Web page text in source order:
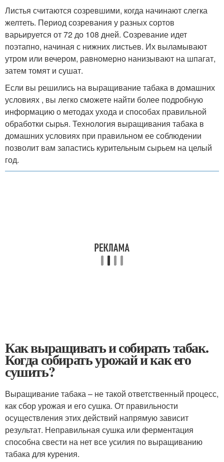
Листья считаются созревшими, когда начинают слегка
желтеть. Период созревания у разных сортов
варьируется от 72 до 108 дней. Созревание идет
поэтапно, начиная с нижних листьев. Их выламывают
утром или вечером, равномерно нанизывают на шпагат,
затем томят и сушат.
Если вы решились на выращивание табака в домашних
условиях , вы легко сможете найти более подробную
информацию о методах ухода и способах правильной
обработки сырья. Технология выращивания табака в
домашних условиях при правильном ее соблюдении
позволит вам запастись курительным сырьем на целый
год.
Как выращивать и собирать табак.
Когда собирать урожай и как его
сушить?
Выращивание табака – не такой ответственный процесс,
как сбор урожая и его сушка. От правильности
осуществления этих действий напрямую зависит
результат. Неправильная сушка или ферментация
способна свести на нет все усилия по выращиванию
табака для курения.